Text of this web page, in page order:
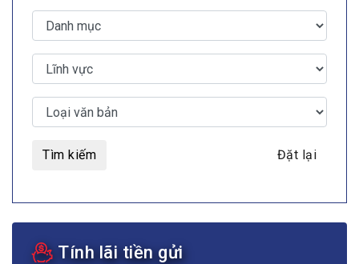
Tìm kiếm Đặt lại
Tính lãi tiền gửi